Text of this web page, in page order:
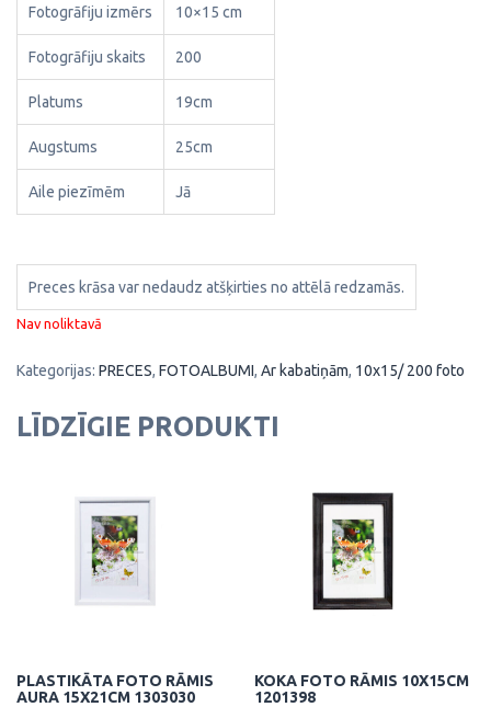
Fotogrāfiju izmērs 10×15 cm
Fotogrāfiju skaits 200
Platums 19cm
Augstums 25cm
Aile piezīmēm Jā
Preces krāsa var nedaudz atšķirties no attēlā redzamās.
Nav noliktavā
Kategorijas: PRECES, FOTOALBUMI, Ar kabatiņām, 10x15/ 200 foto
LĪDZĪGIE PRODUKTI
PLASTIKĀTA FOTO RĀMIS
AURA 15X21CM 1303030
KOKA FOTO RĀMIS 10X15CM
1201398